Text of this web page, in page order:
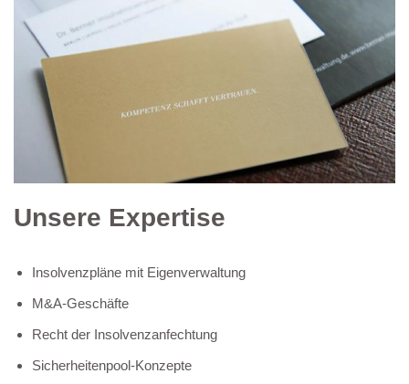
Unsere Expertise
Insolvenzpläne mit Eigenverwaltung
M&A-Geschäfte
Recht der Insolvenzanfechtung
Sicherheitenpool-Konzepte